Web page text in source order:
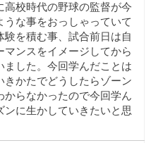
高校時代の野球の監督が今
うな事をおっしゃっていて
験を積む事、試合前日は自
マンスをイメージしてから
ました。今回学んだことは
きかたでどうしたらゾーン
からなかったので今回学ん
ンに生かしていきたいと思